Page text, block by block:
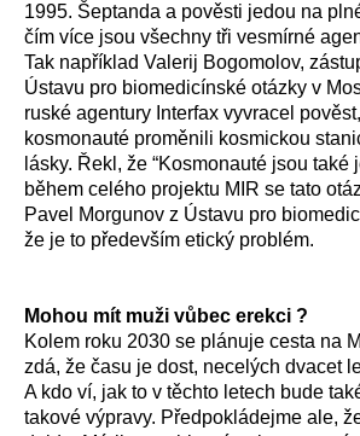
1995. Šeptanda a pověsti jedou na
čím více jsou všechny tři vesmírné
Tak například Valerij Bogomolov,
Ústavu pro biomedicínské otázky v
ruské agentury Interfax vyvracel
kosmonauté proměnili kosmickou
lásky. Řekl, že “Kosmonauté jsou také
během celého projektu MIR se tato
Pavel Morgunov z Ústavu pro
že je to především etický problém.
Mohou mít muži vůbec erekci ?
Kolem roku 2030 se plánuje cesta na
zdá, že času je dost, necelých dvacet
A kdo ví, jak to v těchto letech bude
takové výpravy. Předpokládejme ale,